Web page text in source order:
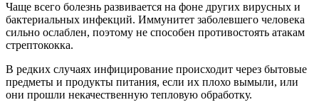
Чаще всего болезнь развивается на фоне других вирусных и
бактериальных инфекций. Иммунитет заболевшего человека
сильно ослаблен, поэтому не способен противостоять атакам
стрептококка.
В редких случаях инфицирование происходит через бытовые
предметы и продукты питания, если их плохо вымыли, или
они прошли некачественную тепловую обработку.